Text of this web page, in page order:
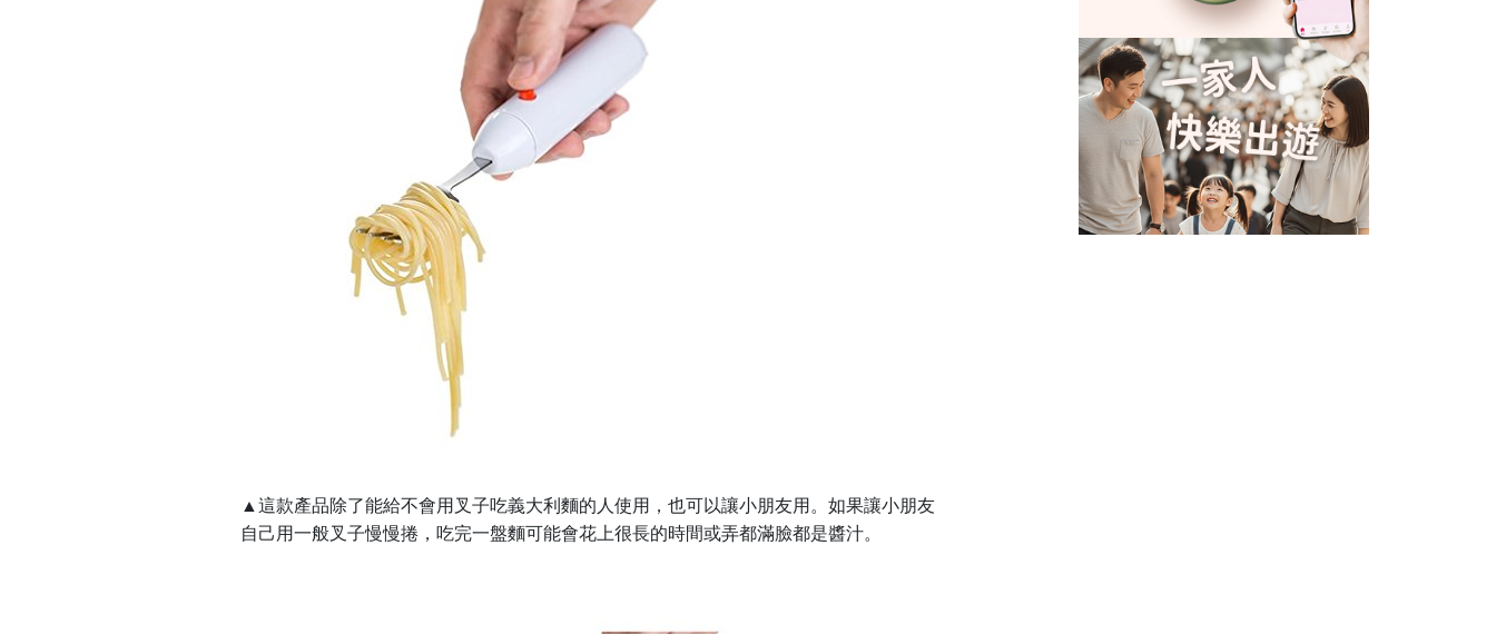
▲這款產品除了能給不會用叉子吃義大利麵的人使用，也可以讓小朋友用。如果讓小朋友
自己用一般叉子慢慢捲，吃完一盤麵可能會花上很長的時間或弄都滿臉都是醬汁。